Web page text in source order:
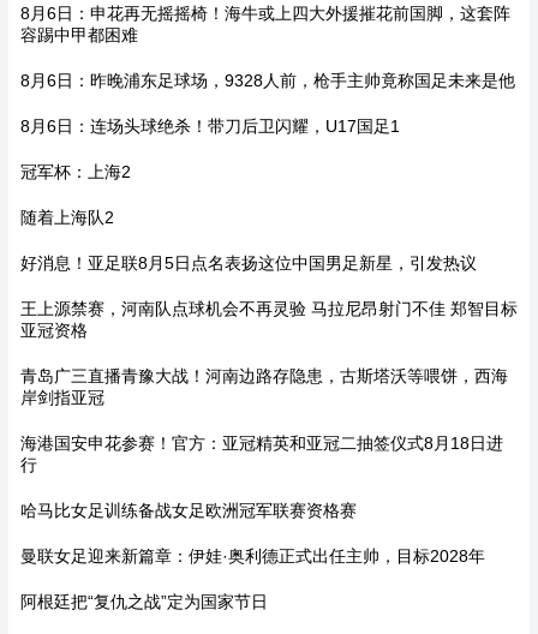
8月6日：申花再无摇摇椅！海牛或上四大外援摧花前国脚，这套阵
容踢中甲都困难
8月6日：昨晚浦东足球场，9328人前，枪手主帅竟称国足未来是他
8月6日：连场头球绝杀！带刀后卫闪耀，U17国足1
冠军杯：上海2
随着上海队2
好消息！亚足联8月5日点名表扬这位中国男足新星，引发热议
王上源禁赛，河南队点球机会不再灵验 马拉尼昂射门不佳 郑智目标
亚冠资格
青岛广三直播青豫大战！河南边路存隐患，古斯塔沃等喂饼，西海
岸剑指亚冠
海港国安申花参赛！官方：亚冠精英和亚冠二抽签仪式8月18日进
行
哈马比女足训练备战女足欧洲冠军联赛资格赛
曼联女足迎来新篇章：伊娃·奥利德正式出任主帅，目标2028年
阿根廷把“复仇之战”定为国家节日